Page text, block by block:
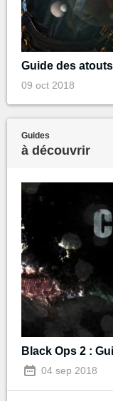
Guide des
09 oct 2018
Guides
à découvrir
Black Ops 2 :
04 sep 2018